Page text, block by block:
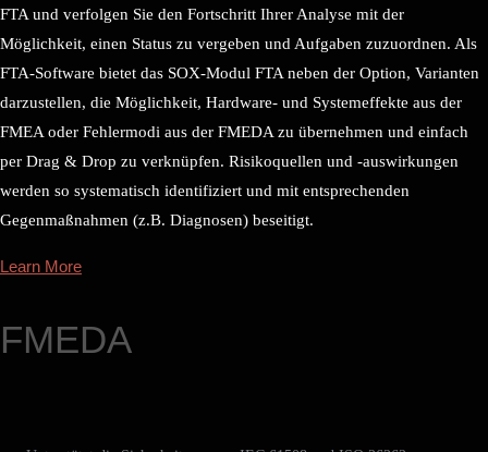
FTA und verfolgen Sie den Fortschritt Ihrer Analyse mit der
Möglichkeit, einen Status zu vergeben und Aufgaben zuzuordnen. Als
FTA-Software bietet das SOX-Modul FTA neben der Option, Varianten
darzustellen, die Möglichkeit, Hardware- und Systemeffekte aus der
FMEA oder Fehlermodi aus der FMEDA zu übernehmen und einfach
per Drag & Drop zu verknüpfen. Risikoquellen und -auswirkungen
werden so systematisch identifiziert und mit entsprechenden
Gegenmaßnahmen (z.B. Diagnosen) beseitigt.
Learn More
FMEDA